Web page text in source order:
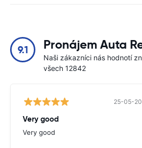
9.1 Pronájem Auta
Naši zákazníci nás hodnotí
všech 12842
25-05-
Very good
Very good